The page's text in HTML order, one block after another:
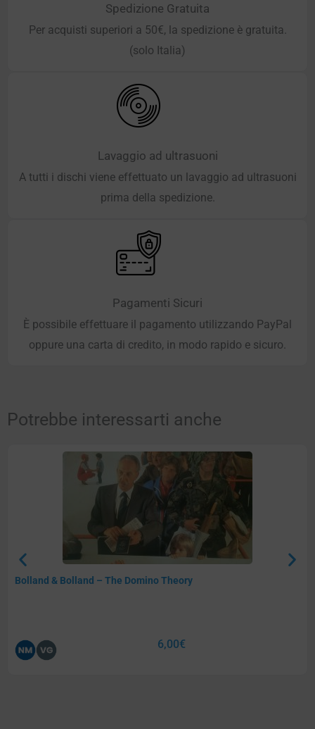
Spedizione Gratuita
Per acquisti superiori a 50€, la spedizione è gratuita.
(solo Italia)
Lavaggio ad ultrasuoni
A tutti i dischi viene effettuato un lavaggio ad ultrasuoni
prima della spedizione.
Pagamenti Sicuri
È possibile effettuare il pagamento utilizzando PayPal
oppure una carta di credito, in modo rapido e sicuro.
Potrebbe interessarti anche
Bolland & Bolland – The Domino Theory
6,00€